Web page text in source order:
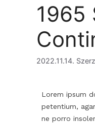
1965
2022.11.14.
Lorem ipsum
petentium,
ne porro